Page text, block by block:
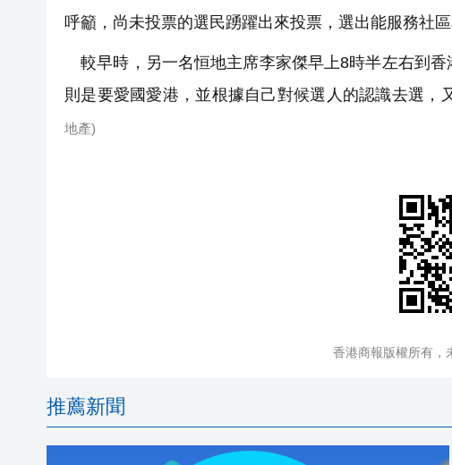
呼籲，尚未投票的選民踴躍出來投票，選出能服務社
較早時，另一名恒地主席李家傑早上8時半左右到
則是要愛國愛港，並根據自己對候選人的認識去選，
地產)
香港商報版權所有，
推薦新聞